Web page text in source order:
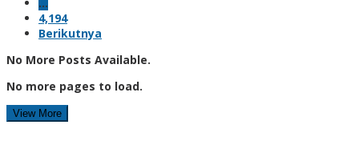
4,194
Berikutnya
No More Posts Available.
No more pages to load.
View More